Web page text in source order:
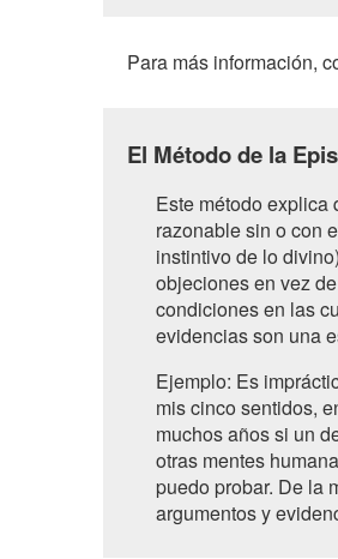
Para más información,
El Método de la
Este método explica
razonable sin o con
instintivo de lo
objeciones en vez
condiciones en las
evidencias son una
Ejemplo: Es
mis cinco sentidos,
muchos años si un
otras mentes
puedo probar. De la
argumentos y